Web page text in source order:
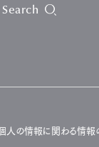
Search
人の情報に関わる情報